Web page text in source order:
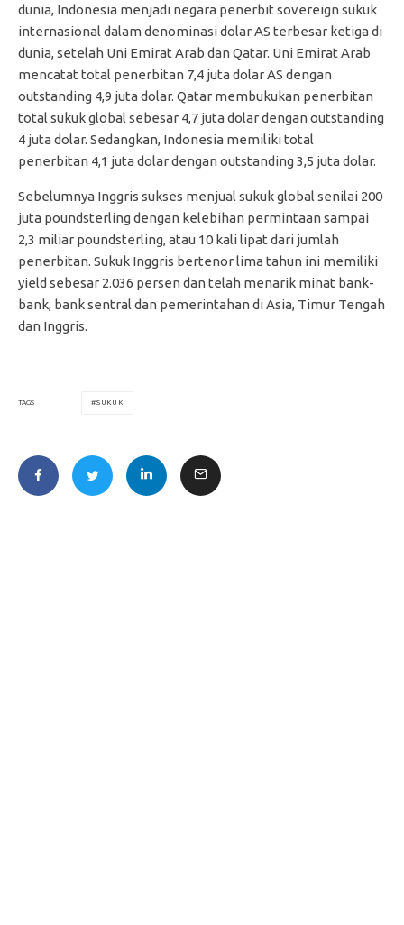
dunia, Indonesia menjadi negara penerbit sovereign sukuk
internasional dalam denominasi dolar AS terbesar ketiga di
dunia, setelah Uni Emirat Arab dan Qatar. Uni Emirat Arab
mencatat total penerbitan 7,4 juta dolar AS dengan
outstanding 4,9 juta dolar. Qatar membukukan penerbitan
total sukuk global sebesar 4,7 juta dolar dengan outstanding
4 juta dolar. Sedangkan, Indonesia memiliki total
penerbitan 4,1 juta dolar dengan outstanding 3,5 juta dolar.
Sebelumnya Inggris sukses menjual sukuk global senilai 200
juta poundsterling dengan kelebihan permintaan sampai
2,3 miliar poundsterling, atau 10 kali lipat dari jumlah
penerbitan. Sukuk Inggris bertenor lima tahun ini memiliki
yield sebesar 2.036 persen dan telah menarik minat bank-
bank, bank sentral dan pemerintahan di Asia, Timur Tengah
dan Inggris.
TAGS SUKUK